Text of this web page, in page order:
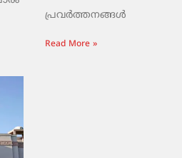
പ്രവർത്തനങ്ങൾ
Read More »